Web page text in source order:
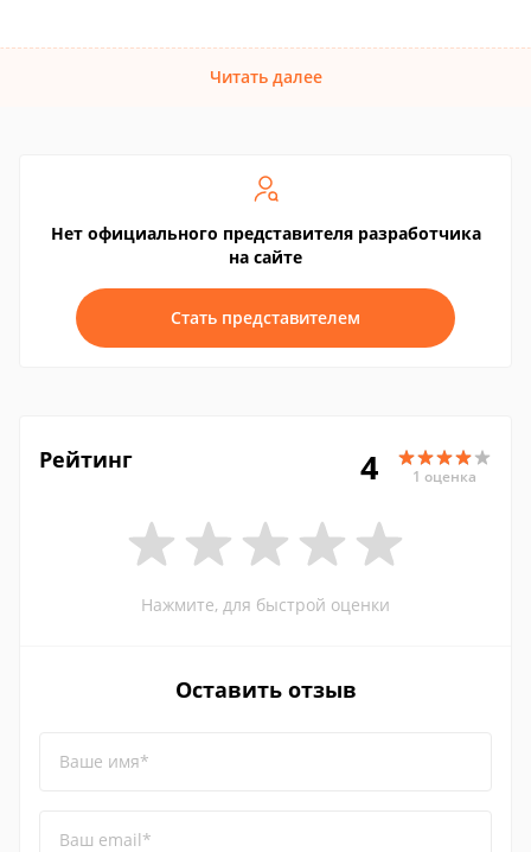
Читать далее
Нет официального представителя разработчика
на сайте
Стать представителем
Рейтинг 4 1 оценка
Нажмите, для быстрой оценки
Оставить отзыв
Ваше имя*
Ваш email*